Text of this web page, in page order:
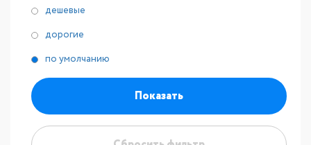
дешевые
дорогие
по умолчанию
Показать